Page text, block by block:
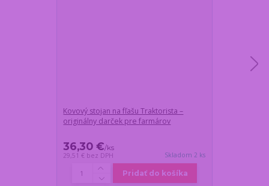
Kovový stojan na fľašu Traktorista –
originálny darček pre farmárov
36,30 €/ks
29,51 € bez DPH Skladom 2 ks
Pridať do košíka